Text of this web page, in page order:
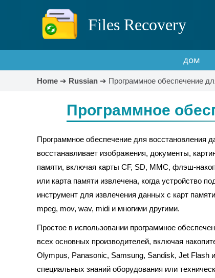
Files Recovery
дом
Home➔ Russian➔ Программное обеспечение
Программное
Программное обеспечение для восстановления
восстанавливает изображения, документы,
памяти, включая карты CF, SD, MMC, флэш-
или карта памяти извлечена, когда устройство
инструмент для извлечения данных с карт
mpeg, mov, wav, midi и многими другими.
Простое в использовании программное
всех основных производителей, включая
Olympus, Panasonic, Samsung, Sandisk, Jet Flash
специальных знаний оборудования или